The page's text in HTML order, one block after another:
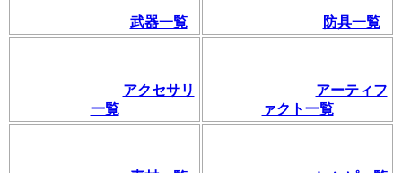
武器一覧 防具一覧
アクセサリ
一覧
アーティフ
ァクト一覧